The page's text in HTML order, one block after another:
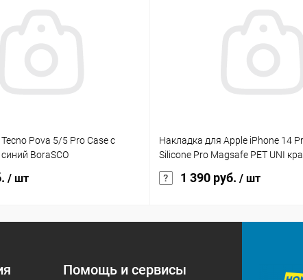
Pova 5/5 Pro Case с
BoraSCO
/ шт
Накладка для Apple iPhone 14
Silicone Pro Magsafe PET UNI
1 390 руб. / шт
Помощь и сервисы